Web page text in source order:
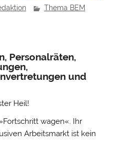
Thema BEM
Personalräten,
und
Heil!
wagen«. Ihr
Arbeitsmarkt ist kein